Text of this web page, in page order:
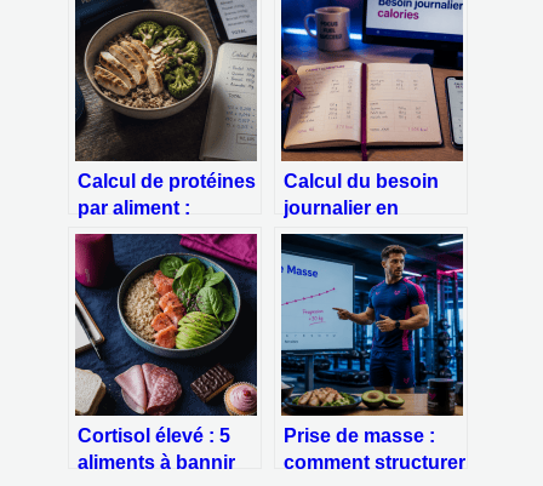
Calcul de protéines
par aliment :
1,6g/kg et 3 piliers
pour maîtriser vos
apports
Calcul du besoin
journalier en
calories : la
méthode Harris-
Benedict pour
ajuster votre
alimentation
Cortisol élevé : 5
aliments à bannir
Prise de masse :
comment structurer